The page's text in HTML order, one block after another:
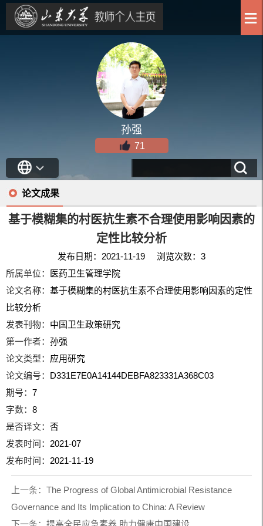
孙强
71
论文成果
基于模糊集的村医抗生素不合理使用影响因素的
定性比较分析
发布日期：2021-11-19 浏览次数： 3
所属单位： 医药卫生管理学院
论文名称：基于模糊集的村医抗生素不合理使用影响因素的定性
比较分析
发表刊物： 中国卫生政策研究
第一作者：孙强
论文类型： 应用研究
论文编号： D331E7E0A14144DEBFA823331A368C03
期号：7
字数：8
是否译文：否
发表时间： 2021-07
发布时间： 2021-11-19
上一条： The Progress of Global Antimicrobial Resistance
Governance and Its Implication to China: A Review
下一条： 提高全民应急素养,助力健康中国建设